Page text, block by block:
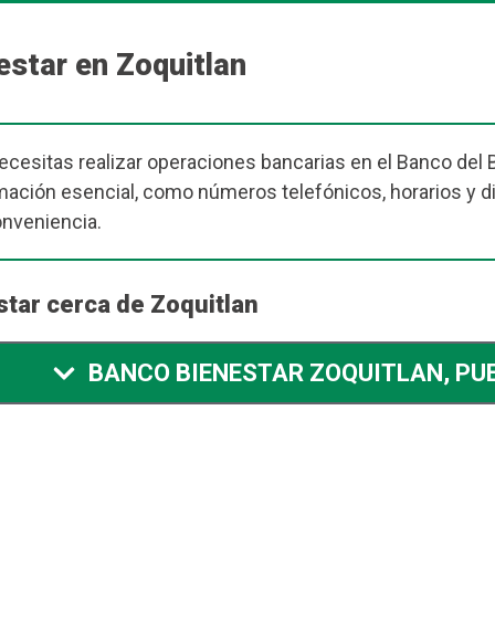
en Zoquitlan
realizar operaciones bancarias en el Banco del
esencial, como números telefónicos, horarios y
cerca de Zoquitlan
BANCO BIENESTAR ZOQUITLAN,